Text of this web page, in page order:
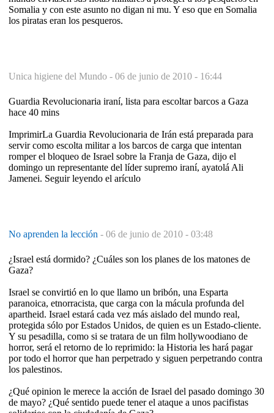
Somalia y con este asunto no digan ni mu. Y eso que en Somalia
los piratas eran los pesqueros.
Unica higiene del Mundo - 06 de junio de 2010 - 16:44
Guardia Revolucionaria iraní, lista para escoltar barcos a Gaza
hace 40 mins
ImprimirLa Guardia Revolucionaria de Irán está preparada para
servir como escolta militar a los barcos de carga que intentan
romper el bloqueo de Israel sobre la Franja de Gaza, dijo el
domingo un representante del líder supremo iraní, ayatolá Ali
Jamenei. Seguir leyendo el arículo
No aprenden la lección - 06 de junio de 2010 - 03:48
¿Israel está dormido? ¿Cuáles son los planes de los matones de
Gaza?
Israel se convirtió en lo que llamo un bribón, una Esparta
paranoica, etnorracista, que carga con la mácula profunda del
apartheid. Israel estará cada vez más aislado del mundo real,
protegida sólo por Estados Unidos, de quien es un Estado-cliente.
Y su pesadilla, como si se tratara de un film hollywoodiano de
horror, será el retorno de lo reprimido: la Historia les hará pagar
por todo el horror que han perpetrado y siguen perpetrando contra
los palestinos.
¿Qué opinion le merece la acción de Israel del pasado domingo 30
de mayo? ¿Qué sentido puede tener el ataque a unos pacifistas